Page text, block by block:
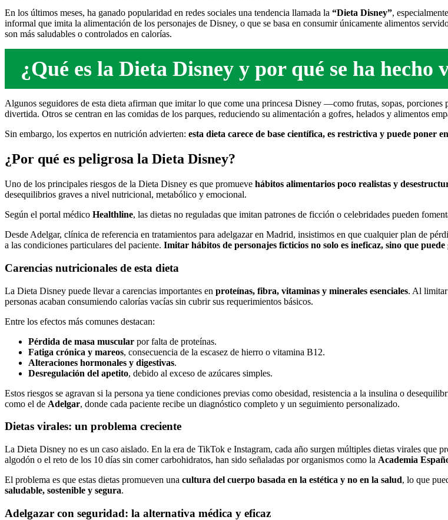
En los últimos meses, ha ganado popularidad en redes sociales una tendencia llamada la “Dieta Disney”,
informal que imita la alimentación de los personajes de Disney, o que se basa en consumir únicamente alimentos
son más saludables o controlados en calorías.
¿Qué es la Dieta Disney y por qué se ha hecho
Algunos seguidores de esta dieta afirman que imitar lo que come una princesa Disney —como frutas, sopas,
divertida. Otros se centran en las comidas de los parques, reduciendo su alimentación a gofres, helados y alimentos
Sin embargo, los expertos en nutrición advierten: esta dieta carece de base científica, es restrictiva y puede poner
¿Por qué es peligrosa la Dieta Disney?
Uno de los principales riesgos de la Dieta Disney es que promueve hábitos alimentarios poco realistas y
desequilibrios graves a nivel nutricional, metabólico y emocional.
Según el portal médico Healthline, las dietas no reguladas que imitan patrones de ficción o celebridades pueden
Desde Adelgar, clínica de referencia en tratamientos para adelgazar en Madrid, insistimos en que cualquier plan de
a las condiciones particulares del paciente. Imitar hábitos de personajes ficticios no solo es ineficaz, sino que
Carencias nutricionales de esta dieta
La Dieta Disney puede llevar a carencias importantes en proteínas, fibra, vitaminas y minerales esenciales. Al limitar
personas acaban consumiendo calorías vacías sin cubrir sus requerimientos básicos.
Entre los efectos más comunes destacan:
Pérdida de masa muscular por falta de proteínas.
Fatiga crónica y mareos, consecuencia de la escasez de hierro o vitamina B12.
Alteraciones hormonales y digestivas.
Desregulación del apetito, debido al exceso de azúcares simples.
Estos riesgos se agravan si la persona ya tiene condiciones previas como obesidad, resistencia a la insulina o
como el de Adelgar, donde cada paciente recibe un diagnóstico completo y un seguimiento personalizado.
Dietas virales: un problema creciente
La Dieta Disney no es un caso aislado. En la era de TikTok e Instagram, cada año surgen múltiples dietas virales que
algodón o el reto de los 10 días sin comer carbohidratos, han sido señaladas por organismos como la Academia Españ
El problema es que estas dietas promueven una cultura del cuerpo basada en la estética y no en la salud, lo que
saludable, sostenible y segura.
Adelgazar con seguridad: la alternativa médica y eficaz